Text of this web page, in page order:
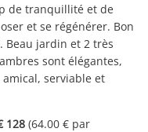
de tranquillité et de
et se régénérer. Bon
jardin et 2 très
sont élégantes,
serviable et
128 (64.00 € par